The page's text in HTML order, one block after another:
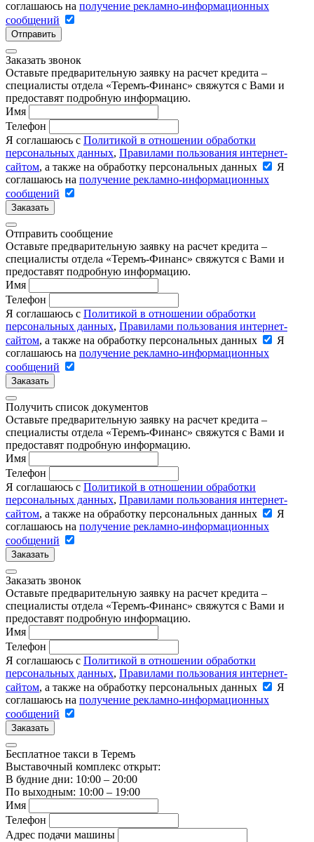
соглашаюсь на получение рекламно-информационных
сообщений
Отправить
Заказать звонок
Оставьте предварительную заявку на расчет кредита –
специалисты отдела «Теремъ-Финанс» свяжутся с Вами и
предоставят подробную информацию.
Имя
Телефон
Я соглашаюсь с Политикой в отношении обработки
персональных данных, Правилами пользования интернет-
сайтом, а также на обработку персональных данных
Я
соглашаюсь на получение рекламно-информационных
сообщений
Заказать
Отправить сообщение
Оставьте предварительную заявку на расчет кредита –
специалисты отдела «Теремъ-Финанс» свяжутся с Вами и
предоставят подробную информацию.
Имя
Телефон
Я соглашаюсь с Политикой в отношении обработки
персональных данных, Правилами пользования интернет-
сайтом, а также на обработку персональных данных
Я
соглашаюсь на получение рекламно-информационных
сообщений
Заказать
Получить список документов
Оставьте предварительную заявку на расчет кредита –
специалисты отдела «Теремъ-Финанс» свяжутся с Вами и
предоставят подробную информацию.
Имя
Телефон
Я соглашаюсь с Политикой в отношении обработки
персональных данных, Правилами пользования интернет-
сайтом, а также на обработку персональных данных
Я
соглашаюсь на получение рекламно-информационных
сообщений
Заказать
Заказать звонок
Оставьте предварительную заявку на расчет кредита –
специалисты отдела «Теремъ-Финанс» свяжутся с Вами и
предоставят подробную информацию.
Имя
Телефон
Я соглашаюсь с Политикой в отношении обработки
персональных данных, Правилами пользования интернет-
сайтом, а также на обработку персональных данных
Я
соглашаюсь на получение рекламно-информационных
сообщений
Заказать
Бесплатное такси в Теремъ
Выставочный комплекс открыт:
В будние дни: 10:00 – 20:00
По выходным: 10:00 – 19:00
Имя
Телефон
Адрес подачи машины